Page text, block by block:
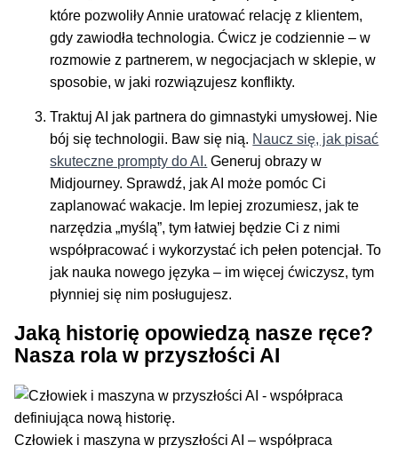
które pozwoliły Annie uratować relację z klientem,
gdy zawiodła technologia. Ćwicz je codziennie – w
rozmowie z partnerem, w negocjacjach w sklepie, w
sposobie, w jaki rozwiązujesz konflikty.
Traktuj AI jak partnera do gimnastyki umysłowej. Nie
bój się technologii. Baw się nią. Naucz się, jak pisać
skuteczne prompty do AI. Generuj obrazy w
Midjourney. Sprawdź, jak AI może pomóc Ci
zaplanować wakacje. Im lepiej zrozumiesz, jak te
narzędzia „myślą”, tym łatwiej będzie Ci z nimi
współpracować i wykorzystać ich pełen potencjał. To
jak nauka nowego języka – im więcej ćwiczysz, tym
płynniej się nim posługujesz.
Jaką historię opowiedzą nasze ręce?
Nasza rola w przyszłości AI
Człowiek i maszyna w przyszłości AI – współpraca